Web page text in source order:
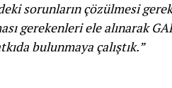
sorunların çözülmesi
gerekenleri ele alınarak
bulunmaya çalıştık.”